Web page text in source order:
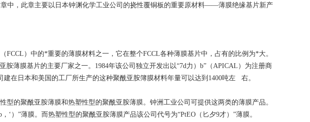
中，此章主要以日本钟渊化学工业公司的挠性覆铜板的重要原材料——薄膜绝缘基片新产
）中的*重要的薄膜材料之一，它在整个FCCL各种薄膜基片中，占有的比例为*大。
薄膜基片的主要厂家之一。1984年该公司独立开发出以“7d力）b”（APICAL）为注册商
在日本和美国的工厂所生产的这种聚酰亚胺簿膜材料年量可以达到1400吨左 右。
的聚酰亚胺薄膜和热塑性型的聚酰亚胺薄膜。钟洲工业公司可提供这两类的薄膜产品。
）”薄膜。而热塑性型的聚酰亚胺薄膜产品该公司代号为“PtEO（匕夕9才）”薄膜。